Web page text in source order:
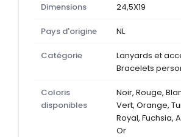
Dimensions 24,5X19
Pays d'origine NL
Catégorie
Lanyards et
Bracelets
Coloris
disponibles
Noir, Rouge,
Vert, Orange,
Royal, Fuchsia,
Or